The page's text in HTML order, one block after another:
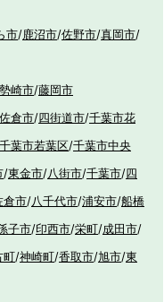
市/鹿沼市/佐野市/真岡市/
崎市/藤岡市
佐倉市/四街道市/千葉市花
千葉市若葉区/千葉市中央
/東金市/八街市/千葉市/四
倉市/八千代市/浦安市/船橋
子市/印西市/栄町/成田市/
町/神崎町/香取市/旭市/東